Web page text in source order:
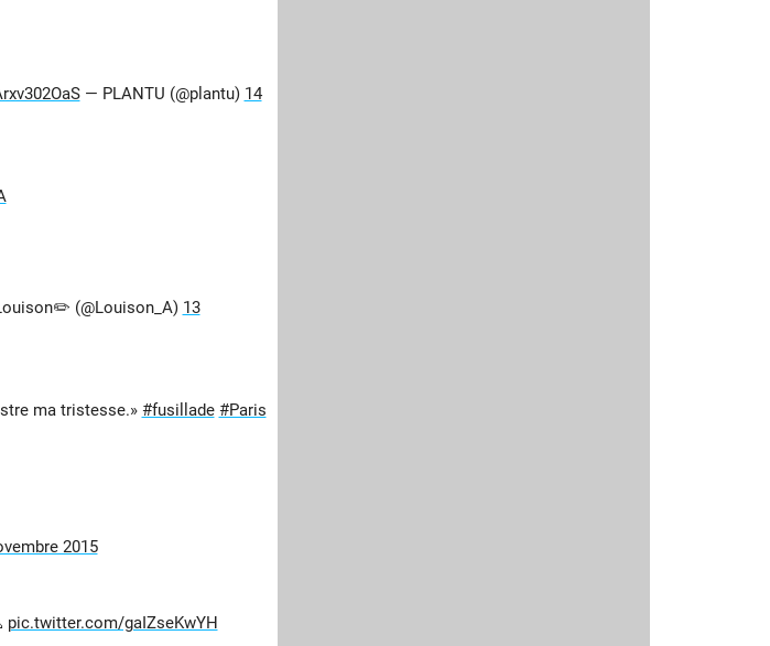
— PLANTU (@plantu) 14
(@Louison_A) 13
ma tristesse.» #fusillade #Paris
2015
pic.twitter.com/gaIZseKwYH